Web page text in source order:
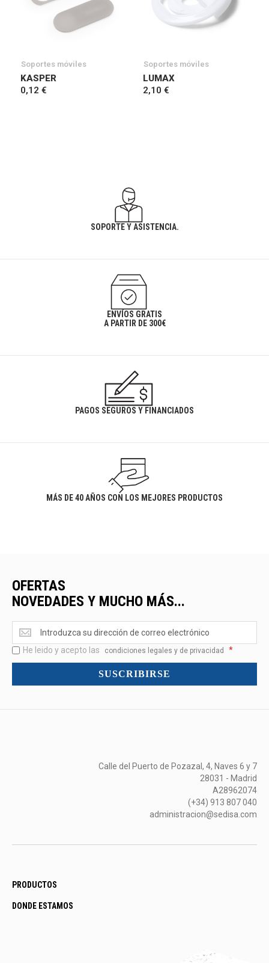
Soportes móviles
KASPER
0,12 €
Soportes móviles
LUMAX
2,10 €
SOPORTE Y ASISTENCIA.
ENVÍOS GRATIS
A PARTIR DE 300€
PAGOS SEGUROS Y FINANCIADOS
MÁS DE 40 AÑOS CON LOS MEJORES PRODUCTOS
OFERTAS
NOVEDADES Y MUCHO MÁS...
Ofertas
<br>Novedades
y
mucho
He leido y acepto las condiciones legales y de privacidad *
SUSCRIBIRSE
Calle del Puerto de Pozazal, 4, Naves 6 y 7
28031 - Madrid
A28962074
(+34) 913 807 040
administracion@sedisa.com
PRODUCTOS
DONDE ESTAMOS